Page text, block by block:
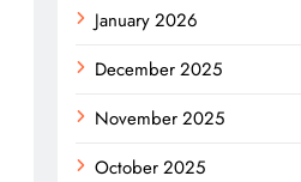
January 2026
December 2025
November 2025
October 2025